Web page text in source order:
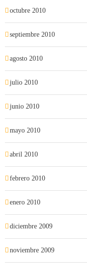
octubre 2010
septiembre 2010
agosto 2010
julio 2010
junio 2010
mayo 2010
abril 2010
febrero 2010
enero 2010
diciembre 2009
noviembre 2009